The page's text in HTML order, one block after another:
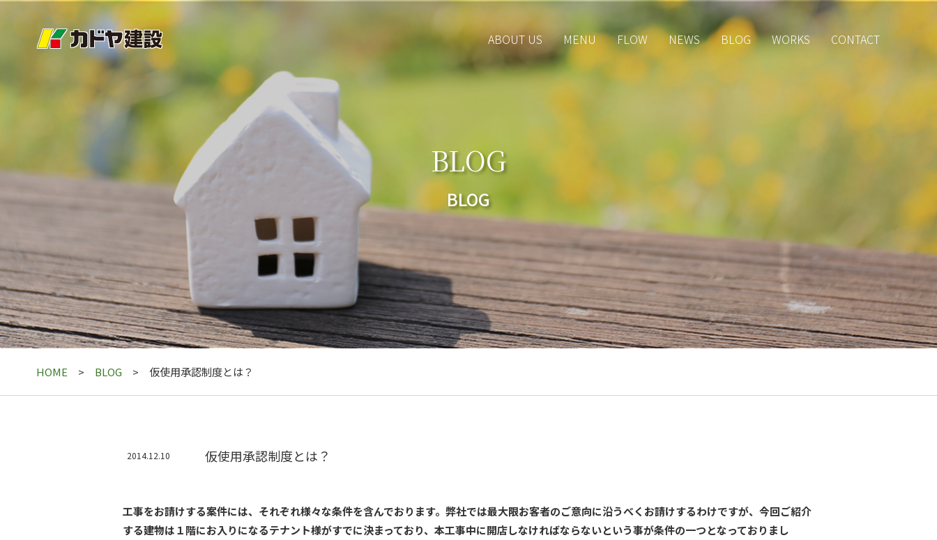
ABOUT US MENU FLOW NEWS BLOG WORKS CONTACT
BLOG
BLOG
HOME BLOG 仮使用承認制度とは？
2014.12.10 仮使用承認制度とは？
工事をお請けする案件には、それぞれ様々な条件を含んでおります。弊社では最大限お客者のご意向に沿うべくお請けするわけですが、今回ご紹介
する建物は１階にお入りになるテナント様がすでに決まっており、本工事中に開店しなければならないという事が条件の一つとなっておりまし